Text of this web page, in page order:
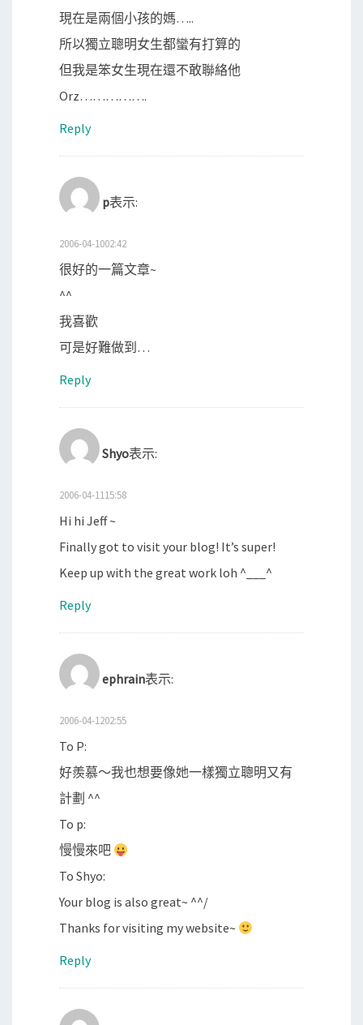
現在是兩個小孩的媽…..
所以獨立聰明女生都蠻有打算的
但我是笨女生現在還不敢聯絡他
Orz…………….
Reply
p表示:
2006-04-1002:42
很好的一篇文章~
^^
我喜歡
可是好難做到…
Reply
Shyo表示:
2006-04-1115:58
Hi hi Jeff ~
Finally got to visit your blog! It’s super!
Keep up with the great work loh ^___^
Reply
ephrain表示:
2006-04-1202:55
To P:
好羨慕～我也想要像她一樣獨立聰明又有
計劃 ^^
To p:
慢慢來吧
To Shyo:
Your blog is also great~ ^^/
Thanks for visiting my website~
Reply